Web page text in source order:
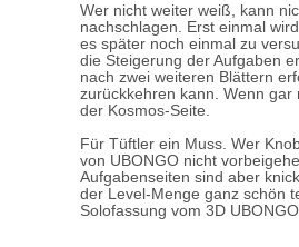
Wer nicht weiter weiß, kann
nachschlagen. Erst einmal
es später noch einmal zu
die Steigerung der Aufgaben
nach zwei weiteren Blättern
zurückkehren kann. Wenn
der Kosmos-Seite.
Für Tüftler ein Muss. Wer
von UBONGO nicht
Aufgabenseiten sind aber
der Level-Menge ganz schön
Solofassung vom 3D